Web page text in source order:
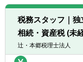
税務スタッフ｜独
相続・資産税 (未
辻・本郷税理士法人